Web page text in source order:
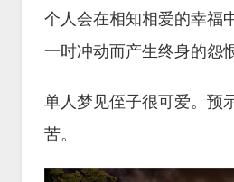
个人会在相知相爱的幸福
一时冲动而产生终身的怨
单人梦见侄子很可爱。预
苦。